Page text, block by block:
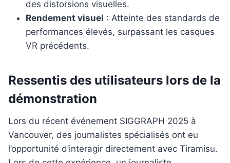
des distorsions visuelles.
Rendement visuel : Atteinte des standards de
performances élevés, surpassant les casques
VR précédents.
Ressentis des utilisateurs lors de la
démonstration
Lors du récent événement SIGGRAPH 2025 à
Vancouver, des journalistes spécialisés ont eu
l’opportunité d’interagir directement avec Tiramisu.